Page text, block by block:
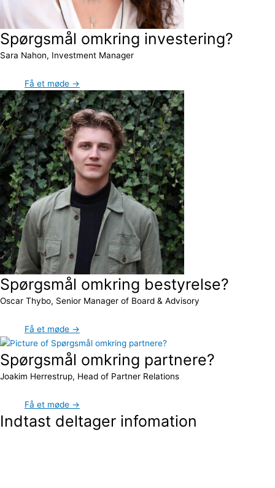
Spørgsmål omkring investering?
Sara Nahon, Investment Manager
Få et møde →
Spørgsmål omkring bestyrelse?
Oscar Thybo, Senior Manager of Board & Advisory
Få et møde →
Spørgsmål omkring partnere?
Joakim Herrestrup, Head of Partner Relations
Få et møde →
Indtast deltager infomation